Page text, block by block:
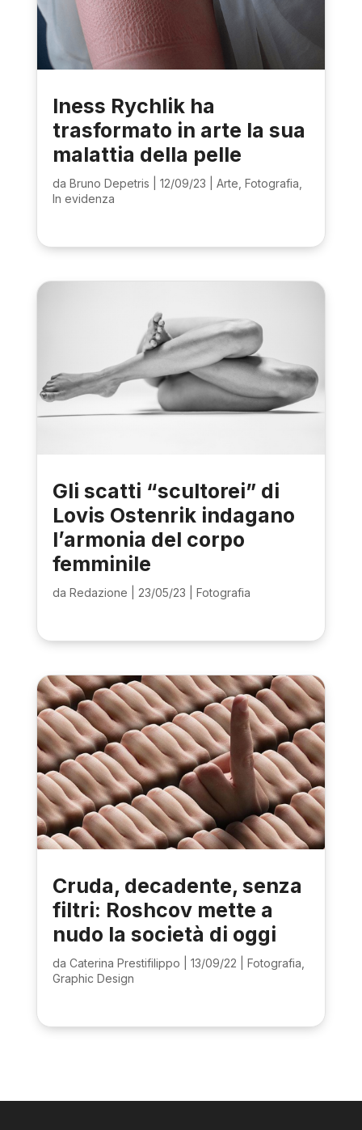
Iness Rychlik ha
trasformato in arte la sua
malattia della pelle
da Bruno Depetris 12/09/23 Arte Fotografia
In evidenza
Gli scatti “scultorei” di
Lovis Ostenrik indagano
l’armonia del corpo
femminile
da Redazione 23/05/23 Fotografia
Cruda, decadente, senza
filtri: Roshcov mette a
nudo la società di oggi
da Caterina Prestifilippo 13/09/22 Fotografia
Graphic Design